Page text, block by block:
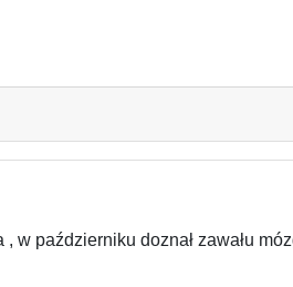
w październiku doznał zawału